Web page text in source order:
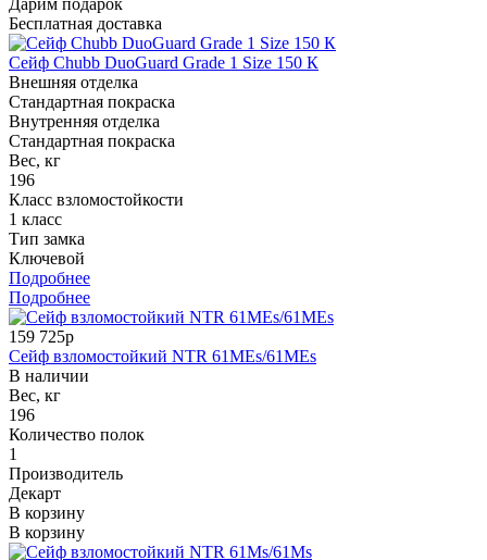
Бесплатная доставка
Сейф Chubb DuoGuard Grade 1 Size 150 К
Внешняя отделка
Стандартная покраска
Внутренняя отделка
Стандартная покраска
Вес, кг
196
Класс взломостойкости
1 класс
Тип замка
Ключевой
Подробнее
Подробнее
159 725р
Сейф взломостойкий NTR 61MEs/61MEs
В наличии
Вес, кг
196
Количество полок
1
Производитель
Декарт
В корзину
В корзину